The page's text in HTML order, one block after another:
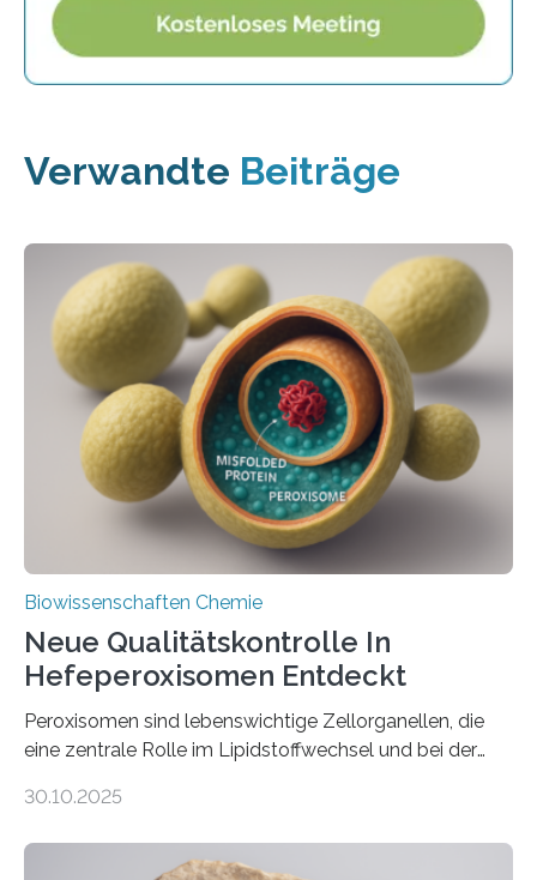
Verwandte Beiträge
Biowissenschaften Chemie
Neue Qualitätskontrolle In
Hefeperoxisomen Entdeckt
Peroxisomen sind lebenswichtige Zellorganellen, die
eine zentrale Rolle im Lipidstoffwechsel und bei der
erfüllen können, müssen zahlreiche Enzyme präzise in
der Ruhr-Universität Bochum um Prof. Dr. Ralf Erdmann
30.10.2025